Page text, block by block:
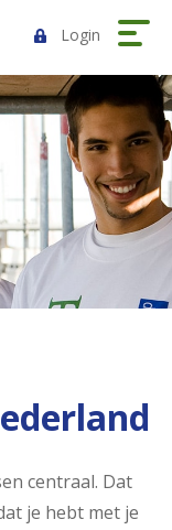
Login
centraal. Dat
je hebt met je